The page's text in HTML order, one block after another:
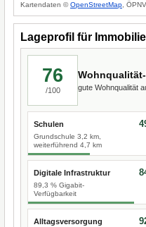
Kartendaten ©OpenStreetMap ,
Lageprofil für
76
/100 gute Wohnqualität
Schulen
Grundschule 3,2 km,
weiterführend 4,7 km
Digitale Infrastruktur
89,3 % Gigabit-
Verfügbarkeit
Alltagsversorgung